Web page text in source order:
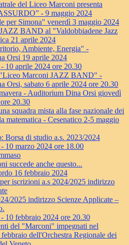
del Liceo Marconi presenta
- 9 maggio 2024
per Simona" venerdì 3 maggio 2024
BAND al "Valdobbiadene Jazz
21 aprile 2024
Ambiente, Energia" -
Orsi 19 aprile 2024
10 aprile 2024 ore 20.30
Marconi JAZZ BAND" -
Orsi, sabato 6 aprile 2024 ore 20.30
- Auditorium Dina Orsi giovedì
20.30
squadra mista alla fase nazionale dei
matematica - Cesenatico 2-5 maggio
Borsa di studio a.s. 2023/2024
10 marzo 2024 ore 18.00
succede anche questo...
16 febbraio 2024
iscrizioni a.s 2024/2025 indirizzo
2025 indirizzo Scienze Applicate –
10 febbraio 2024 ore 20.30
del "Marconi" impegnati nel
dell'Orchestra Regionale dei